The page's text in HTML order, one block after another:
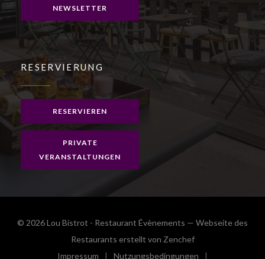
NEWSLETTER
RESERVIERUNG
RESERVIEREN
PRIVATE
VERANSTALTUNGEN
© 2026 Lou Bistrot - Restaurant Évènements — Webseite des
Restaurants erstellt von Zenchef((öffnet ein neues
Impressum
Nutzungsbedingungen